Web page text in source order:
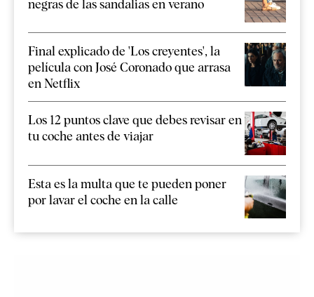
negras de las sandalias en verano
Final explicado de 'Los creyentes', la
película con José Coronado que arrasa
en Netflix
Los 12 puntos clave que debes revisar en
tu coche antes de viajar
Esta es la multa que te pueden poner
por lavar el coche en la calle